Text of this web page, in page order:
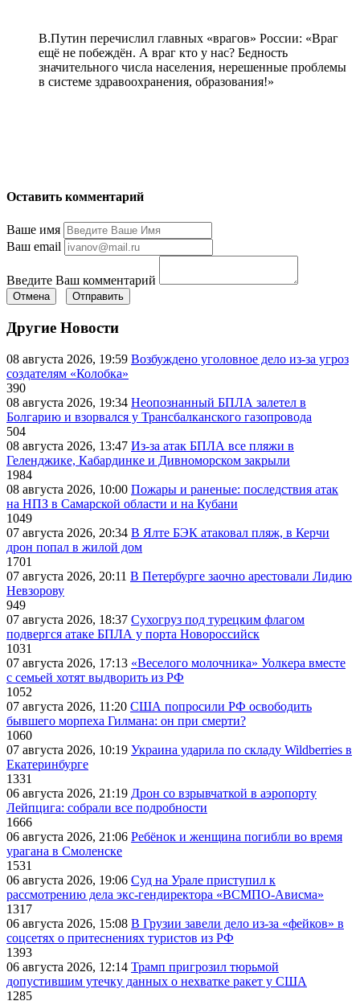
В.Путин перечислил главных «врагов» России: «Враг
ещё не побеждён. А враг кто у нас? Бедность
значительного числа населения, нерешенные проблемы
в системе здравоохранения, образования!»
Оставить комментарий
Ваше имя
Ваш email
Введите Ваш комментарий
Отмена Отправить
Другие Новости
08 августа 2026, 19:59 Возбуждено уголовное дело из-за угроз
создателям «Колобка»
390
08 августа 2026, 19:34 Неопознанный БПЛА залетел в
Болгарию и взорвался у Трансбалканского газопровода
504
08 августа 2026, 13:47 Из-за атак БПЛА все пляжи в
Геленджике, Кабардинке и Дивноморском закрыли
1984
08 августа 2026, 10:00 Пожары и раненые: последствия атак
на НПЗ в Самарской области и на Кубани
1049
07 августа 2026, 20:34 В Ялте БЭК атаковал пляж, в Керчи
дрон попал в жилой дом
1701
07 августа 2026, 20:11 В Петербурге заочно арестовали Лидию
Невзорову
949
07 августа 2026, 18:37 Сухогруз под турецким флагом
подвергся атаке БПЛА у порта Новороссийск
1031
07 августа 2026, 17:13 «Веселого молочника» Уолкера вместе
с семьей хотят выдворить из РФ
1052
07 августа 2026, 11:20 США попросили РФ освободить
бывшего морпеха Гилмана: он при смерти?
1060
07 августа 2026, 10:19 Украина ударила по складу Wildberries в
Екатеринбурге
1331
06 августа 2026, 21:19 Дрон со взрывчаткой в аэропорту
Лейпцига: собрали все подробности
1666
06 августа 2026, 21:06 Ребёнок и женщина погибли во время
урагана в Смоленске
1531
06 августа 2026, 19:06 Суд на Урале приступил к
рассмотрению дела экс-гендиректора «ВСМПО-Ависма»
1317
06 августа 2026, 15:08 В Грузии завели дело из-за «фейков» в
соцсетях о притеснениях туристов из РФ
1393
06 августа 2026, 12:14 Трамп пригрозил тюрьмой
допустившим утечку данных о нехватке ракет у США
1285